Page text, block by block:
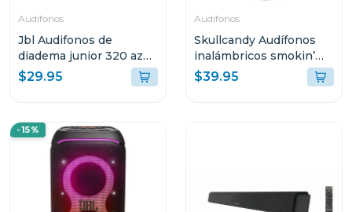
Audifonos
Jbl Audifonos de
diadema junior 320 azul
bluam
$29.95
Audifonos
Skullcandy Audífonos
inalámbricos smokin’
buds true black r740
$39.95
-15%